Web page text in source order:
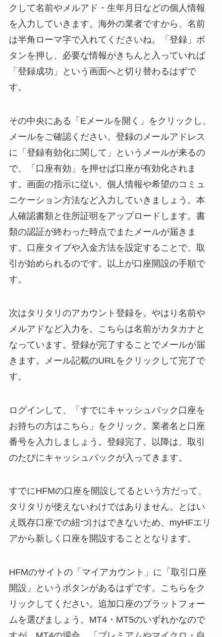
クして名前やメルアド・生年月日などの個人情報
を入力していきます。海外の業者ですから、名前
は半角ローマ字で入れてくださいね。「登録」ボ
タンを押し、必要な情報がきちんと入っていれば
「登録成功」という画面へと切り替わるはずで
す。
その中央にある「Eメールを開く」をクリックし、
メールをご確認ください。登録のメールアドレス
に「登録有効化に関して」というメールが来るの
で、「口座有効」を押せば口座が有効化されま
す。画面の指示に従い、個人情報や希望のコミュ
ニケーション方法など入力していきましょう。本
人確認書類と住所証明をアップロードします。書
類の認証が終わった時点でまたメールが届きま
す。口座タイプや入金方法を設定することで、取
引が始められるのです。以上が口座開設の手順で
す。
次はタリタリのアカウント登録を。やはり名前や
メルアドなど入力を。こちらは名前がカタカナと
なっています。登録が完了することでメールが届
きます。メール記載のURLをクリックして完了で
す。
ログインして、「すでにキャッシュバック口座を
お持ちの方はこちら」をクリック。業者名と口座
番号を入力しましょう。登録完了。以降は、取引
のたびにキャッシュバックが入ってきます。
すでにHFMの口座を開設してるという方だって、
タリタリが使えないわけではありません。とはい
え既存口座での紐づけはできないため、myHFエリ
アから新しく口座を開設することとなります。
HFMのサイトの「マイアカウント」に「取引口座
開設」というボタンがあるはずです。こちらをク
リックしてください。追加口座のプラットフォー
ムを選びましょう。MT4・MT5のいずれかなので